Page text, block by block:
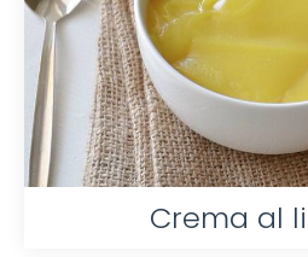
Crema al